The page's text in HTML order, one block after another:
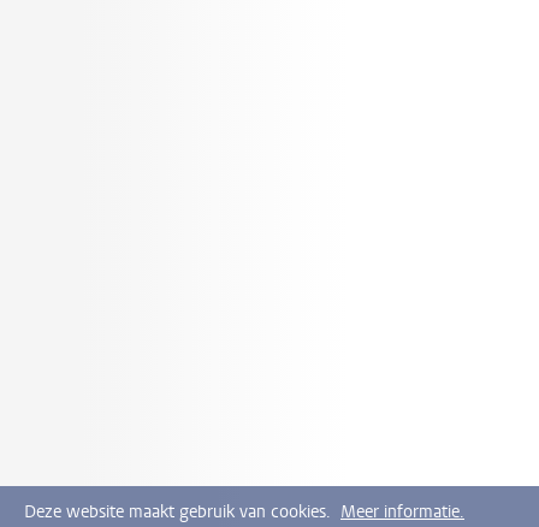
Deze website maakt gebruik van cookies. Meer informatie.